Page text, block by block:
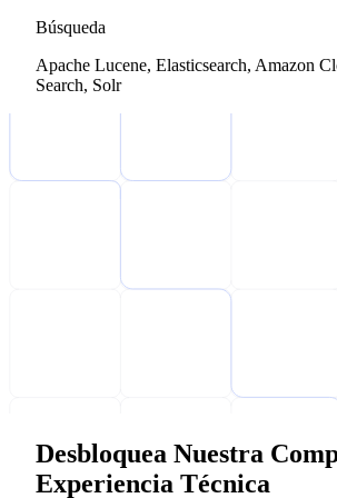
Búsqueda
Apache Lucene, Elasticsearch, Amazon
Search, Solr
Desbloquea Nuestra
Experiencia Técnica